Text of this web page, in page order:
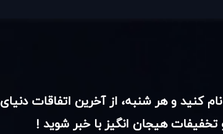
کنید و هر شنبه، از آخرین اتفاقات دنیای
هیجان انگیز با خبر شوید !